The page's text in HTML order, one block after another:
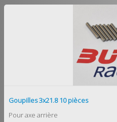
Goupilles 3x21.8 10 pièces
Pour axe arrière